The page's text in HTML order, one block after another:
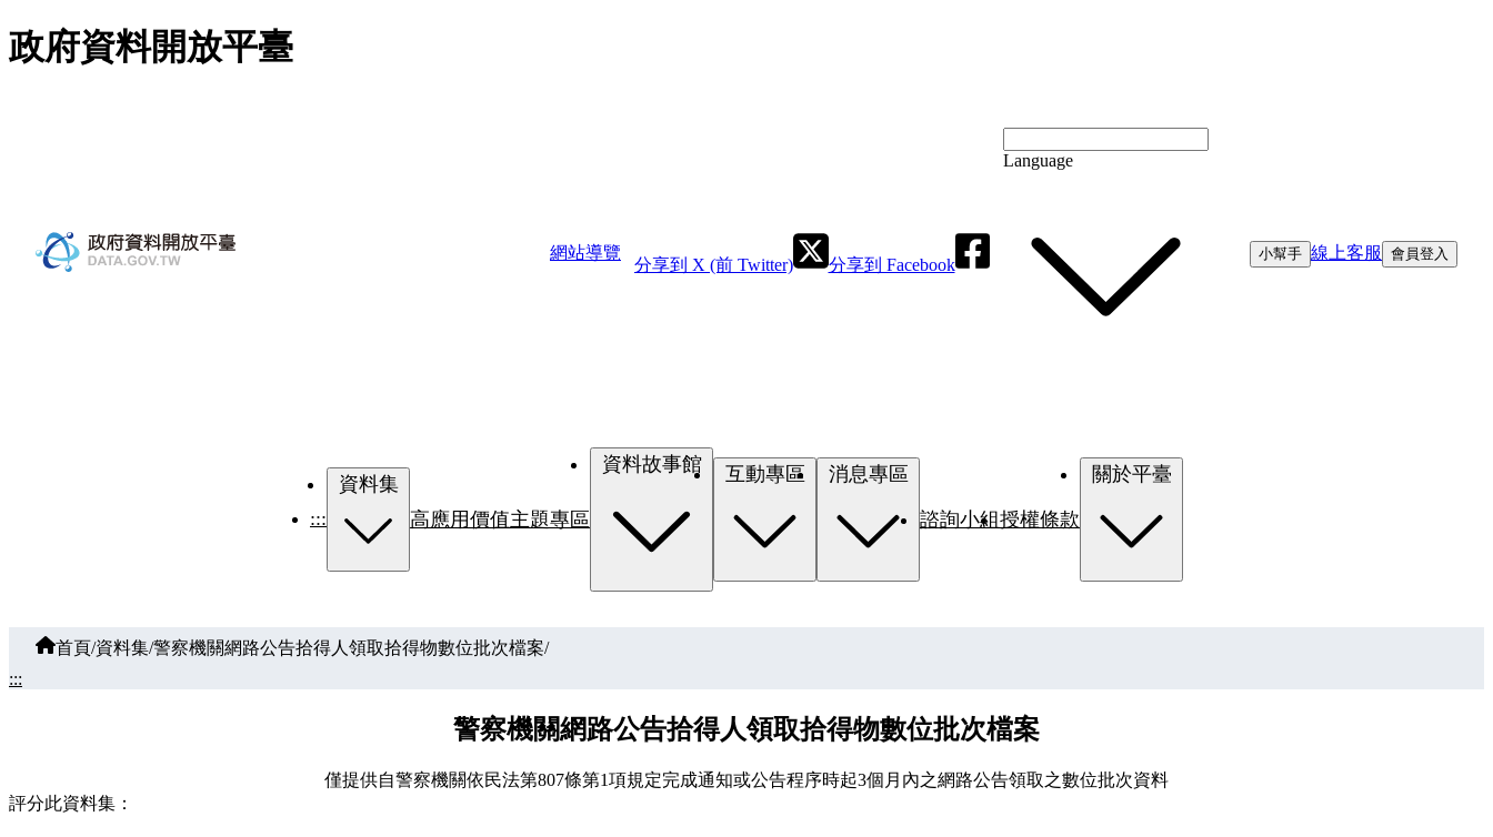
跳至主要內容
政府資料開放平臺
網站導覽
分享到 X (前 Twitter) 分享到 Facebook
Language
小幫手 線上客服 會員登入
:::
資料集
高應用價值主題專區
資料故事館
諮詢小組授權條款
首頁/資料集/警察機關網路公告拾得人領取拾得物數位批次檔案/
:::
警察機關網路公告拾得人領取拾得物數位批次檔案
僅提供自警察機關依民法第807條第1項規定完成通知或公告程序時起3個月內之網路公告領取之數位批次資料
評分此資料集：